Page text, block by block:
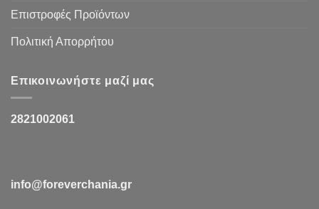
Επιστροφές Προϊόντων
Πολιτική Απορρήτου
Επικοινωνήστε μαζί μας
2821002061
info@foreverchania.gr